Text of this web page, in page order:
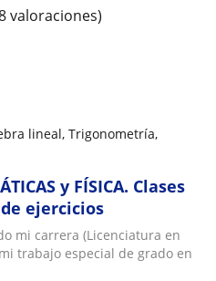
valoraciones)
lineal, Trigonometría,
y FÍSICA. Clases
ejercicios
mi carrera (Licenciatura en
trabajo especial de grado en